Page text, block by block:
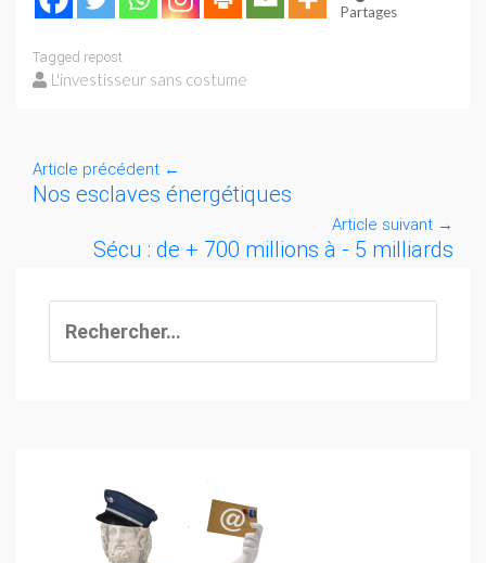
Partages
Tagged repost
L'investisseur sans costume
Article précédent ←
Nos esclaves énergétiques
Article suivant →
Sécu : de + 700 millions à - 5 milliards